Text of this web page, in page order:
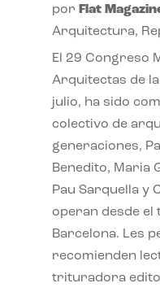
por Flat
Arquitectura,
El 29 Congreso
Arquitectas de
julio, ha sido
colectivo de
generaciones,
Benedito, Maria
Pau Sarquella y
operan desde
Barcelona. Les
recomienden
trituradora